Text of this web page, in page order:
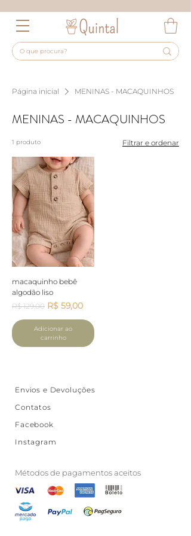
Página inicial MENINAS - MACAQUINHOS
MENINAS - MACAQUINHOS
1 produto Filtrar e ordenar
macaquinho bebê
algodão liso
Preço normal
R$ 129,00 Preço promocional
R$ 59,00
Adicionar ao
carrinho
Envios e Devoluções
Contatos
Facebook
Instagram
Métodos de pagamentos aceitos